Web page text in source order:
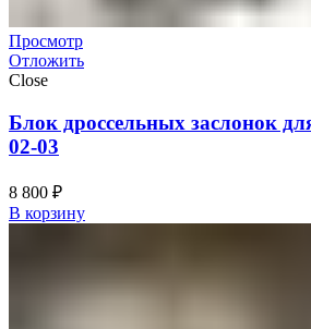
Просмотр
Отложить
Close
Блок дроссельных заслонок
02-03
8 800 ₽
В корзину